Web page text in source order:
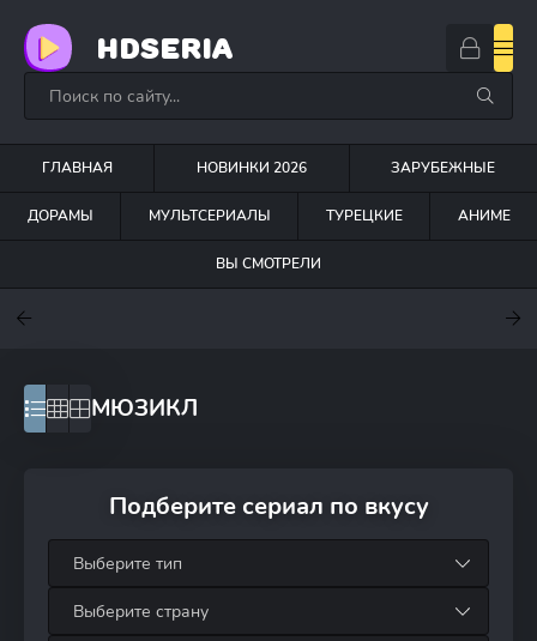
HDSERIA
ГЛАВНАЯ НОВИНКИ 2026 ЗАРУБЕЖНЫЕ
ДОРАМЫ МУЛЬТСЕРИАЛЫ ТУРЕЦКИЕ АНИМЕ
ВЫ СМОТРЕЛИ
МЮЗИКЛ
Подберите сериал по вкусу